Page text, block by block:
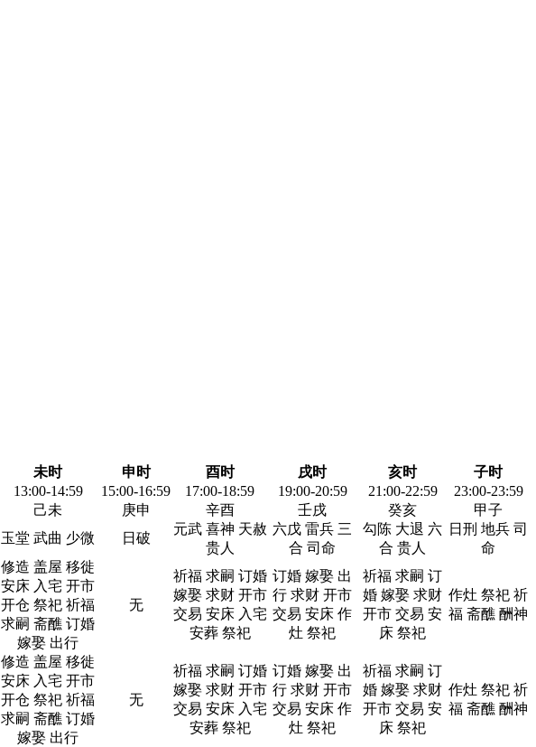
未时 申时 酉时 戌时 亥时
子时
13:00-14:59 15:00-16:59 17:00-18:59 19:00-20:59 21:00-22:59
23:00-23:59
己未 庚申 辛酉 壬戌 癸亥
甲子
玉堂 武曲 少微 日破
元武 喜神 天赦
贵人
六戊 雷兵 三
合 司命
勾陈 大退 六
合 贵人
日刑 地兵 司
命
修造 盖屋 移徙
安床 入宅 开市
开仓 祭祀 祈福
求嗣 斋醮 订婚
嫁娶 出行
无
祈福 求嗣 订婚
嫁娶 求财 开市
交易 安床 入宅
安葬 祭祀
订婚 嫁娶 出
行 求财 开市
交易 安床 作
灶 祭祀
祈福 求嗣 订
婚 嫁娶 求财
开市 交易 安
床 祭祀
作灶 祭祀 祈
福 斋醮 酬神
修造 盖屋 移徙
安床 入宅 开市
开仓 祭祀 祈福
求嗣 斋醮 订婚
嫁娶 出行
无
祈福 求嗣 订婚
嫁娶 求财 开市
交易 安床 入宅
安葬 祭祀
订婚 嫁娶 出
行 求财 开市
交易 安床 作
灶 祭祀
祈福 求嗣 订
婚 嫁娶 求财
开市 交易 安
床 祭祀
作灶 祭祀 祈
福 斋醮 酬神